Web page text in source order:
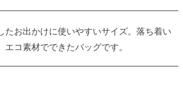
たお出かけに使いやすいサイズ。落ち着い
コ素材でできたバッグです。